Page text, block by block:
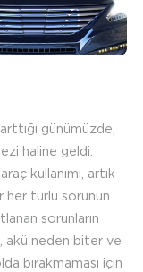
günümüzde,
haline geldi.
kullanımı, artık
her türlü sorunun
sorunların
akü neden biter ve
bırakmaması için